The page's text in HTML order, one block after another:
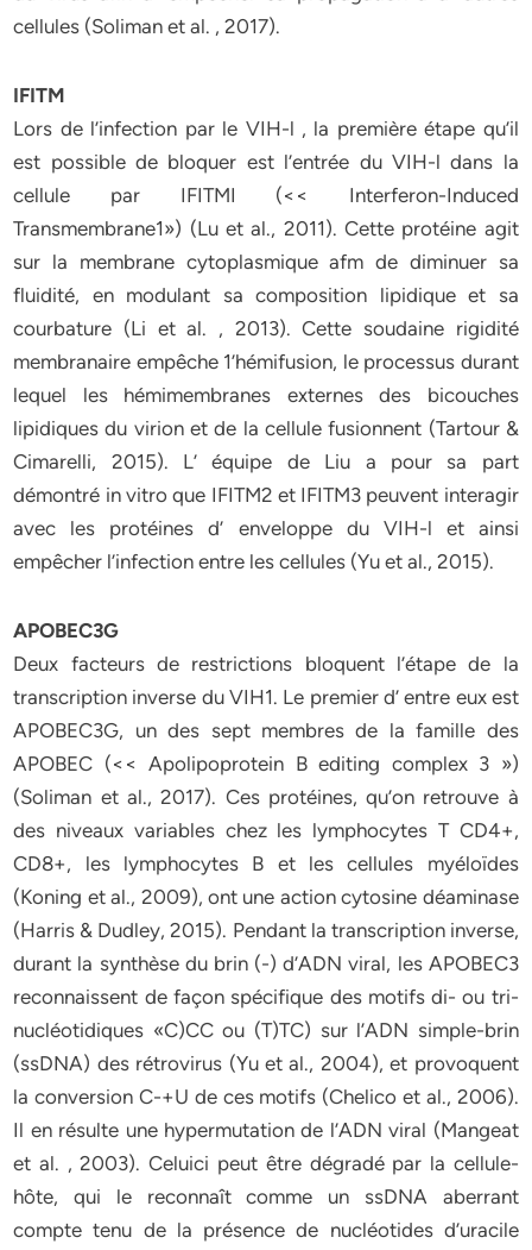
cellules (Soliman et al. , 2017).
IFITM
Lors de l’infection par le VIH-l , la première étape qu’il
est possible de bloquer est l’entrée du VIH-l dans la
cellule par IFITMI (<< Interferon-Induced
Transmembrane1») (Lu et al., 2011). Cette protéine agit
sur la membrane cytoplasmique afm de diminuer sa
fluidité, en modulant sa composition lipidique et sa
courbature (Li et al. , 2013). Cette soudaine rigidité
membranaire empêche 1’hémifusion, le processus durant
lequel les hémimembranes externes des bicouches
lipidiques du virion et de la cellule fusionnent (Tartour &
Cimarelli, 2015). L’ équipe de Liu a pour sa part
démontré in vitro que IFITM2 et IFITM3 peuvent interagir
avec les protéines d’ enveloppe du VIH-l et ainsi
empêcher l’infection entre les cellules (Yu et al., 2015).
APOBEC3G
Deux facteurs de restrictions bloquent l’étape de la
transcription inverse du VIH1. Le premier d’ entre eux est
APOBEC3G, un des sept membres de la famille des
APOBEC (<< Apolipoprotein B editing complex 3 »)
(Soliman et al., 2017). Ces protéines, qu’on retrouve à
des niveaux variables chez les lymphocytes T CD4+,
CD8+, les lymphocytes B et les cellules myéloïdes
(Koning et al., 2009), ont une action cytosine déaminase
(Harris & Dudley, 2015). Pendant la transcription inverse,
durant la synthèse du brin (-) d’ADN viral, les APOBEC3
reconnaissent de façon spécifique des motifs di- ou tri-
nucléotidiques «C)CC ou (T)TC) sur l’ADN simple-brin
(ssDNA) des rétrovirus (Yu et al., 2004), et provoquent
la conversion C-+U de ces motifs (Chelico et al., 2006).
Il en résulte une hypermutation de l’ADN viral (Mangeat
et al. , 2003). Celuici peut être dégradé par la cellule-
hôte, qui le reconnaît comme un ssDNA aberrant
compte tenu de la présence de nucléotides d’uracile